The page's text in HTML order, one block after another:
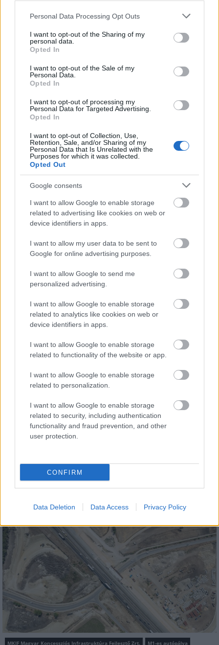
Please note that this website/app uses one or more Google
not limited to your visit or usage behaviour. You may click to
grant or deny consent to Google and its third-party tags to
use your data for below specified purposes in below Google
consent section.
Personal Data Processing Opt Outs
I want to opt-out of the Sharing of my
personal data.
Opted In
I want to opt-out of the Sale of my
Personal Data.
Opted In
I want to opt-out of processing my
Personal Data for Targeted Advertising.
Opted In
I want to opt-out of Collection, Use,
Retention, Sale, and/or Sharing of my
Personal Data that Is Unrelated with the
Purposes for which it was collected.
Opted Out
Google consents
I want to allow Google to enable storage
related to advertising like cookies on web or
device identifiers in apps.
I want to allow my user data to be sent to
Google for online advertising purposes.
I want to allow Google to send me
personalized advertising.
I want to allow Google to enable storage
related to analytics like cookies on web or
device identifiers in apps.
I want to allow Google to enable storage
related to functionality of the website or app.
I want to allow Google to enable storage
related to personalization.
I want to allow Google to enable storage
related to security, including authentication
functionality and fraud prevention, and other
user protection.
CONFIRM
Data Deletion Data Access Privacy Policy
Hódmezővásárhely iskolaépítés oktatási beruházás FERROÉP Zrt.
Másfélszeresére bővítik Hódmezővásárhely jó hírű
A Szőnyi Benjámin Általános Iskola fejlesztését a FERROÉP
kivitelezheti; a munkák csaknem egy évig tartanak majd.
Paks II.: Mit jelent az 5. blokk új mérföldköve a
Megkezdődött az 5. blokk reaktorépületének alaplemez-
kivitelezése, miközben a felülvizsgálat arra keresi a választ,
hogy a megváltozott gazdasági és geopolitikai környezetben
milyen feltételek mellett érdemes továbbvinni Magyarország
egyik legnagyobb beruházását.
Épített öröksége megújításával is készül
Mohács a csata ötszázadik
évfordulójára
Elkészült a Liszt Ferenc repülőtér
MKIF Magyar Koncessziós Infrastruktúra Fejlesztő Zrt.
M1-es autópálya